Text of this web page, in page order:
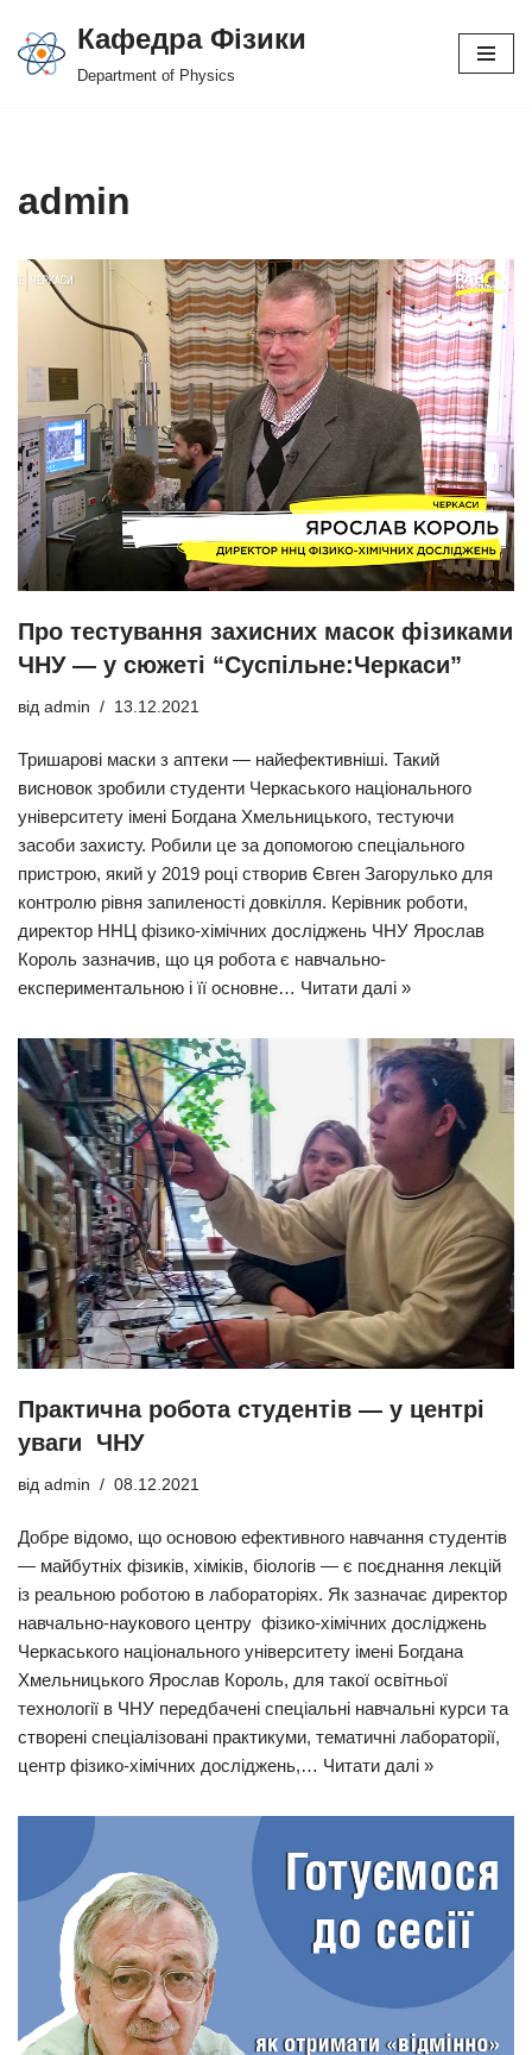
Перейти
Кафедра Фізики
Department of Physics
admin
Про тестування захисних масок фізиками
ЧНУ — у сюжеті “Суспільне:Черкаси”
від admin 13.12.2021
Тришарові маски з аптеки — найефективніші. Такий
висновок зробили студенти Черкаського національного
університету імені Богдана Хмельницького, тестуючи
засоби захисту. Робили це за допомогою спеціального
пристрою, який у 2019 році створив Євген Загорулько для
контролю рівня запиленості довкілля. Керівник роботи,
директор ННЦ фізико-хімічних досліджень ЧНУ Ярослав
Король зазначив, що ця робота є навчально-
експериментальною і її основне… Читати далі »
Практична робота студентів — у центрі
уваги ЧНУ
від admin 08.12.2021
Добре відомо, що основою ефективного навчання студентів
— майбутніх фізиків, хіміків, біологів — є поєднання лекцій
із реальною роботою в лабораторіях. Як зазначає директор
навчально-наукового центру фізико-хімічних досліджень
Черкаського національного університету імені Богдана
Хмельницького Ярослав Король, для такої освітньої
технології в ЧНУ передбачені спеціальні навчальні курси та
створені спеціалізовані практикуми, тематичні лабораторії,
центр фізико-хімічних досліджень,… Читати далі »